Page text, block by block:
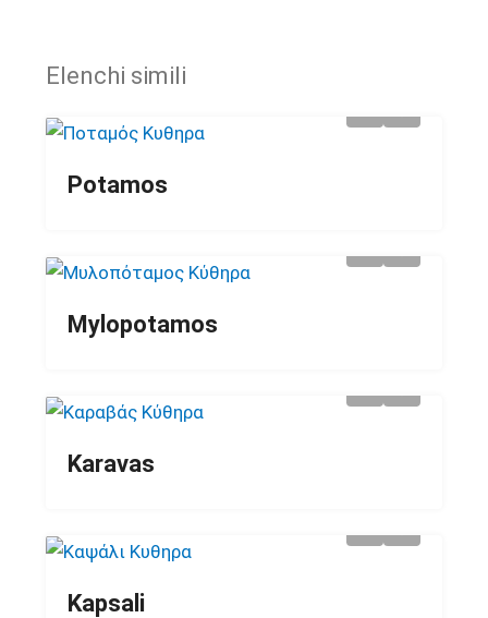
Elenchi simili
Potamos
Mylopotamos
Karavas
Kapsali